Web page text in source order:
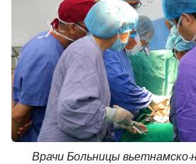
Врачи Больницы